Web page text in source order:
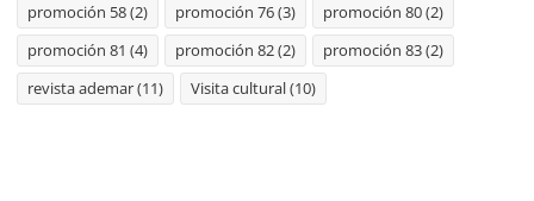
promoción 58(2) promoción 76(3) promoción 80(2)
promoción 81 (4) promoción 82(2) promoción 83(2)
revista ademar(11) Visita cultural(10)